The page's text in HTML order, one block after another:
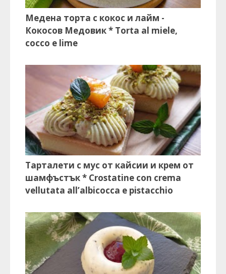
Медена торта с кокос и лайм -
Кокосов Медовик * Torta al miele,
cocco e lime
Тарталети с мус от кайсии и крем от
шамфъстък * Crostatine con crema
vellutata all’albicocca e pistacchio